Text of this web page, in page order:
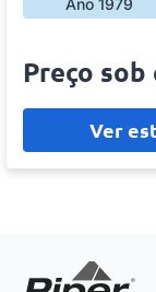
Ano 1979
Ver
Preço